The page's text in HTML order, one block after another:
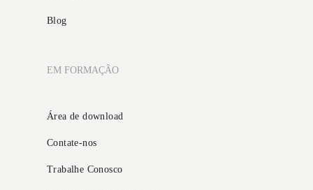
Blog
EM FORMAÇÃO
Área de download
Contate-nos
Trabalhe Conosco